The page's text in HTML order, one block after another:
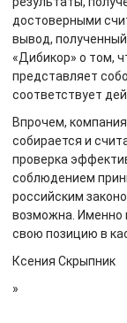
достоверными
вывод,
«Дибикор» о том,
представляет
соответствует
Впрочем,
собирается и
проверка
соблюдением
российским
возможна. Именно
свою позицию в
Ксения Скрыпник
»